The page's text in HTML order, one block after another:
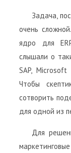
Задача,
очень
ядро для
слышали о
SAP,
Чтобы
сотворить
для одной из
Для